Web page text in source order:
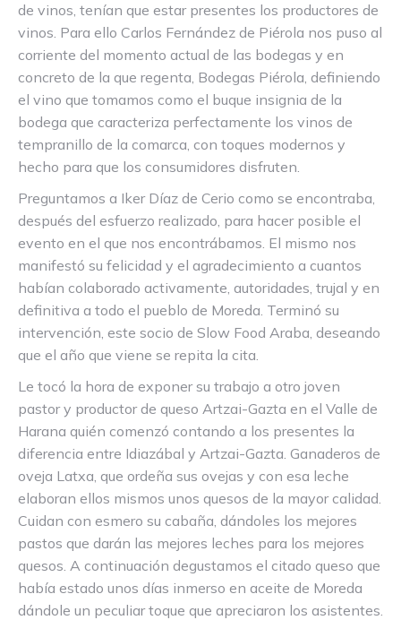
de vinos, tenían que estar presentes los productores de
vinos. Para ello Carlos Fernández de Piérola nos puso al
corriente del momento actual de las bodegas y en
concreto de la que regenta, Bodegas Piérola, definiendo
el vino que tomamos como el buque insignia de la
bodega que caracteriza perfectamente los vinos de
tempranillo de la comarca, con toques modernos y
hecho para que los consumidores disfruten.
Preguntamos a Iker Díaz de Cerio como se encontraba,
después del esfuerzo realizado, para hacer posible el
evento en el que nos encontrábamos. El mismo nos
manifestó su felicidad y el agradecimiento a cuantos
habían colaborado activamente, autoridades, trujal y en
definitiva a todo el pueblo de Moreda. Terminó su
intervención, este socio de Slow Food Araba, deseando
que el año que viene se repita la cita.
Le tocó la hora de exponer su trabajo a otro joven
pastor y productor de queso Artzai-Gazta en el Valle de
Harana quién comenzó contando a los presentes la
diferencia entre Idiazábal y Artzai-Gazta. Ganaderos de
oveja Latxa, que ordeña sus ovejas y con esa leche
elaboran ellos mismos unos quesos de la mayor calidad.
Cuidan con esmero su cabaña, dándoles los mejores
pastos que darán las mejores leches para los mejores
quesos. A continuación degustamos el citado queso que
había estado unos días inmerso en aceite de Moreda
dándole un peculiar toque que apreciaron los asistentes.